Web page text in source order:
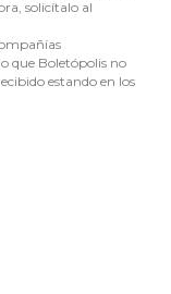
solicítalo al
que Boletópolis no
estando en los